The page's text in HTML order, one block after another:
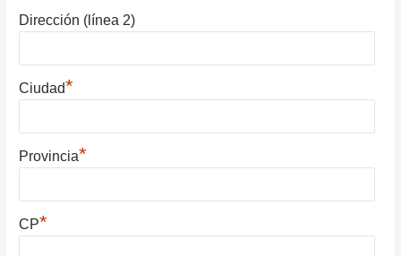
Dirección (línea 2)
Ciudad*
Provincia*
CP*